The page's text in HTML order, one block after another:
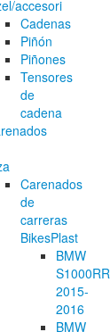
accesori
Cadenas
Piñón
Piñones
Tensores
de
cadena
Carenados
de
carreras
BikesPlast
BMW
S1000RR
2015-
2016
BMW